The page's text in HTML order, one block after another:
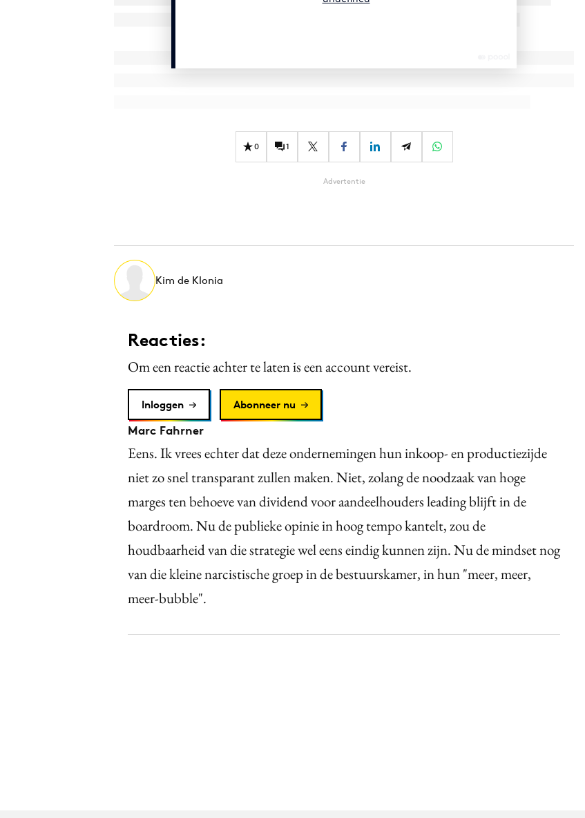
0 1
Advertentie
Kim de Klonia
Reacties:
Om een reactie achter te laten is een account vereist.
Inloggen Abonneer nu
Marc Fahrner
Eens. Ik vrees echter dat deze ondernemingen hun inkoop- en productiezijde
niet zo snel transparant zullen maken. Niet, zolang de noodzaak van hoge
marges ten behoeve van dividend voor aandeelhouders leading blijft in de
boardroom. Nu de publieke opinie in hoog tempo kantelt, zou de
houdbaarheid van die strategie wel eens eindig kunnen zijn. Nu de mindset nog
van die kleine narcistische groep in de bestuurskamer, in hun "meer, meer,
meer-bubble".